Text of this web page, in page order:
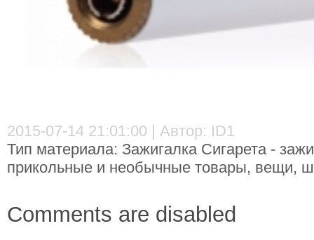
2015-07-14 21:01:00 | Автор: ID1
Тип материала: Зажигалка Сигарета -
прикольные и необычные товары, вещи,
Comments are disabled